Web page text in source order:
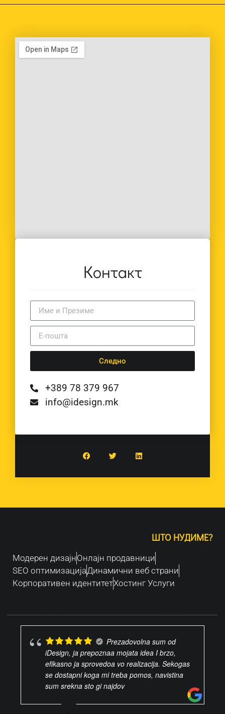
Контакт
Следно
+389 78 379 967
info@idesign.mk
ШТО НУДИМЕ?
Модерен дизајнOнлајн продавници
SEO оптимизацијаДинамични веб страни
Корпоративен идентитетХостинг Услуги
Prezadovolna sum od
iDesign, ja prepoznaa mojata idea I brzo,
efikasno ja sprovedoa vo realizacija. Sekogas
se dostapni koga mi treba pomos, navistina
sum srekna sto gi najdov